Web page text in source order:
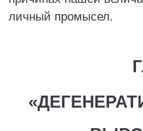
личный промысел.